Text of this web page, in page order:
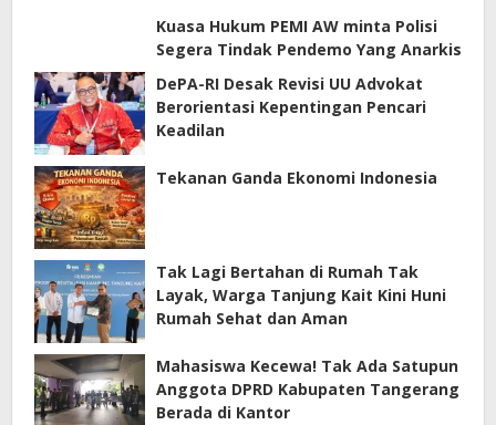
Kuasa Hukum PEMI AW minta Polisi
Segera Tindak Pendemo Yang Anarkis
DePA-RI Desak Revisi UU Advokat
Berorientasi Kepentingan Pencari
Keadilan
Tekanan Ganda Ekonomi Indonesia
Tak Lagi Bertahan di Rumah Tak
Layak, Warga Tanjung Kait Kini Huni
Rumah Sehat dan Aman
Mahasiswa Kecewa! Tak Ada Satupun
Anggota DPRD Kabupaten Tangerang
Berada di Kantor